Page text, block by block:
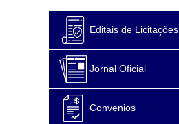
Editais de Licitações
Jornal Oficial
Convenios